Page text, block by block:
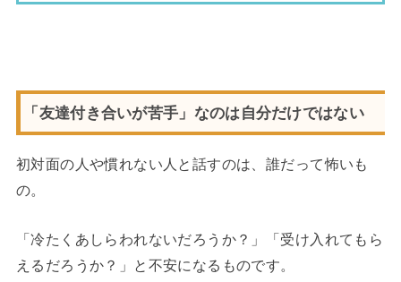
「友達付き合いが苦手」なのは自分だけではない
初対面の人や慣れない人と話すのは、誰だって怖いも
の。
「冷たくあしらわれないだろうか？」「受け入れてもら
えるだろうか？」と不安になるものです。